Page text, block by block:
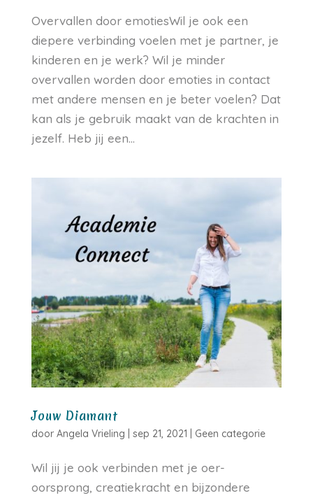
Overvallen door emotiesWil je ook een
diepere verbinding voelen met je partner, je
kinderen en je werk? Wil je minder
overvallen worden door emoties in contact
met andere mensen en je beter voelen? Dat
kan als je gebruik maakt van de krachten in
jezelf. Heb jij een...
Jouw Diamant
door Angela Vrieling sep 21, 2021 Geen categorie
Wil jij je ook verbinden met je oer-
oorsprong, creatiekracht en bijzondere